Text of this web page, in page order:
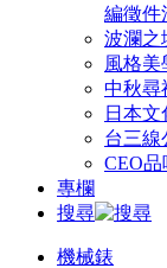
編徵件
波瀾之
風格美
中秋尋
日本文
台三線
CEO品
專欄
搜尋
機械錶